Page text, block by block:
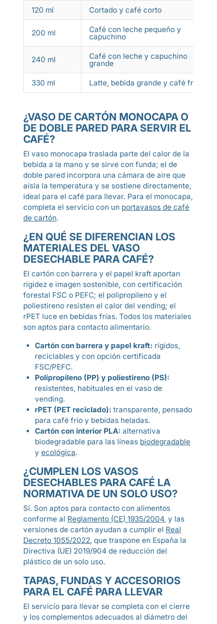
120 ml Cortado y café corto
200 ml Café con leche pequeño y
capuchino
240 ml Café con leche y capuchino
grande
330 ml Latte, bebida grande y café frío
¿VASO DE CARTÓN MONOCAPA O
DE DOBLE PARED PARA SERVIR EL
CAFÉ?
El vaso monocapa traslada parte del calor de la
bebida a la mano y se sirve con funda; el de
doble pared incorpora una cámara de aire que
aísla la temperatura y se sostiene directamente,
ideal para el café para llevar. Para el monocapa,
completa el servicio con un portavasos de café
de cartón.
¿EN QUÉ SE DIFERENCIAN LOS
MATERIALES DEL VASO
DESECHABLE PARA CAFÉ?
El cartón con barrera y el papel kraft aportan
rigidez e imagen sostenible, con certificación
forestal FSC o PEFC; el polipropileno y el
poliestireno resisten el calor del vending; el
rPET luce en bebidas frías. Todos los materiales
son aptos para contacto alimentario.
Cartón con barrera y papel kraft: rígidos,
reciclables y con opción certificada
FSC/PEFC.
Polipropileno (PP) y poliestireno (PS):
resistentes, habituales en el vaso de
vending.
rPET (PET reciclado): transparente, pensado
para café frío y bebidas heladas.
Cartón con interior PLA: alternativa
biodegradable para las líneas biodegradable
y ecológica.
¿CUMPLEN LOS VASOS
DESECHABLES PARA CAFÉ LA
NORMATIVA DE UN SOLO USO?
Sí. Son aptos para contacto con alimentos
conforme al Reglamento (CE) 1935/2004, y las
versiones de cartón ayudan a cumplir el Real
Decreto 1055/2022, que traspone en España la
Directiva (UE) 2019/904 de reducción del
plástico de un solo uso.
TAPAS, FUNDAS Y ACCESORIOS
PARA EL CAFÉ PARA LLEVAR
El servicio para llevar se completa con el cierre
y los complementos adecuados al diámetro del